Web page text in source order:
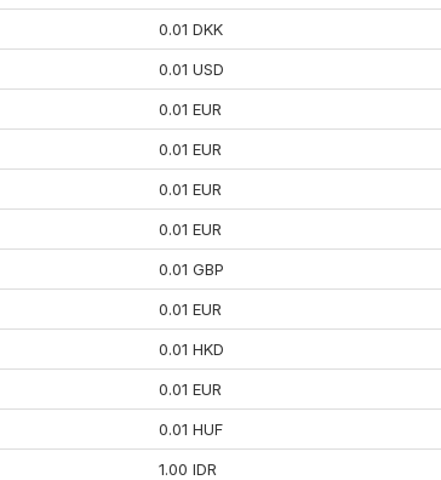
0.01 DKK
0.01 USD
0.01 EUR
0.01 EUR
0.01 EUR
0.01 EUR
0.01 GBP
0.01 EUR
0.01 HKD
0.01 EUR
0.01 HUF
1.00 IDR